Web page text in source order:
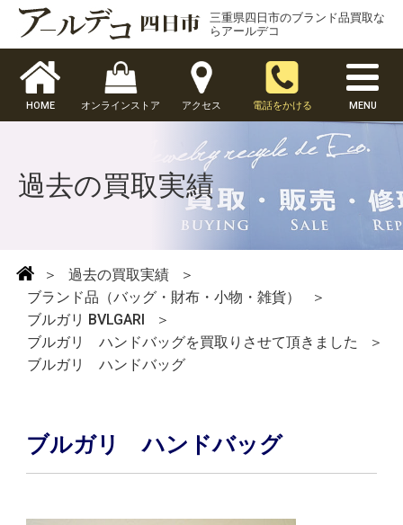
三重県四日市のブランド品買取な
らアールデコ
HOME オンラインストア アクセス 電話をかける MENU
過去の買取実績
＞ 過去の買取実績
＞
ブランド品（バッグ・財布・小物・雑貨）
＞
ブルガリ BVLGARI
＞
ブルガリ ハンドバッグを買取りさせて頂きました
＞
ブルガリ ハンドバッグ
ブルガリ ハンドバッグ